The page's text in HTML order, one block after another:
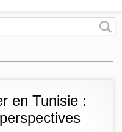
en Tunisie :